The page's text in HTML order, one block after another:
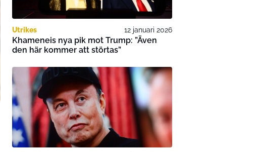
Utrikes 12 januari 2026
Khameneis nya pik mot Trump: ”Även
den här kommer att störtas”